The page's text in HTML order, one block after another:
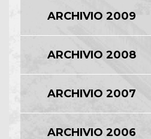
ARCHIVIO 2009
ARCHIVIO 2008
ARCHIVIO 2007
ARCHIVIO 2006